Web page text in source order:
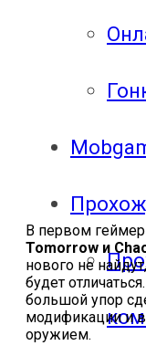
В первом
Tomorrow и
нового не
будет
большой упор
модификации и
оружием.